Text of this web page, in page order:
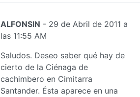
ALFONSIN - 29 de Abril de 2011 a
las 11:55 AM
Saludos. Deseo saber qué hay de
cierto de la Ciénaga de
cachimbero en Cimitarra
Santander. Ésta aparece en una